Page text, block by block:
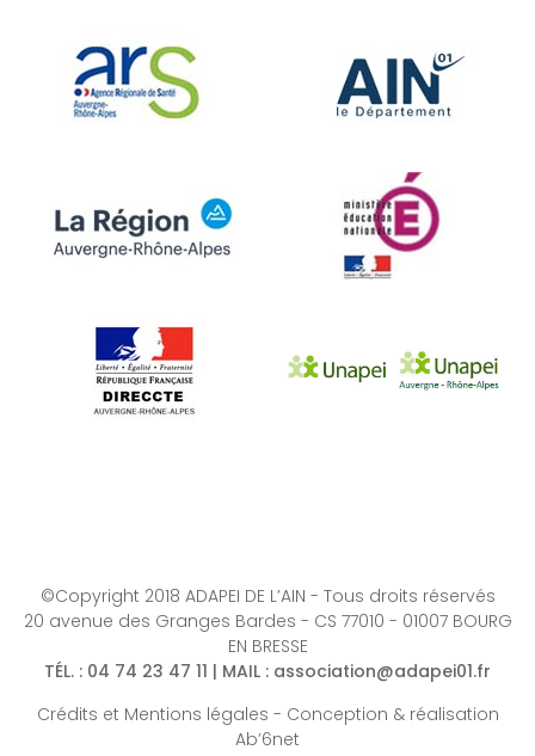
©Copyright 2018 ADAPEI DE L’AIN - Tous droits réservés
20 avenue des Granges Bardes - CS 77010 - 01007 BOURG
EN BRESSE
TÉL. : 04 74 23 47 11 | MAIL : association@adapei01.fr
Crédits et Mentions légales - Conception & réalisation
Ab’6net